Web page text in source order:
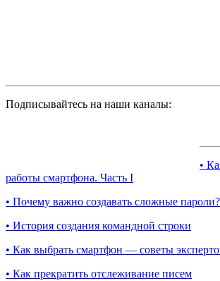
Подписывайтесь на наши каналы:
•
работы смартфона. Часть I
• Почему важно создавать сложные пароли?
• История создания командной строки
• Как выбрать смартфон — советы
• Как прекратить отслеживание писем